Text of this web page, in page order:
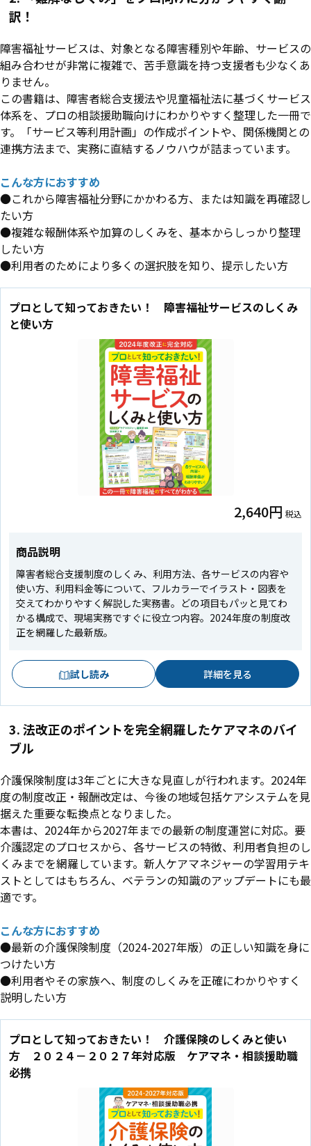
訳！
障害福祉サービスは、対象となる障害種別や年齢、サービスの
組み合わせが非常に複雑で、苦手意識を持つ支援者も少なくあ
りません。
この書籍は、障害者総合支援法や児童福祉法に基づくサービス
体系を、プロの相談援助職向けにわかりやすく整理した一冊で
す。「サービス等利用計画」の作成ポイントや、関係機関との
連携方法まで、実務に直結するノウハウが詰まっています。
こんな方におすすめ
●これから障害福祉分野にかかわる方、または知識を再確認し
たい方
●複雑な報酬体系や加算のしくみを、基本からしっかり整理
したい方
●利用者のためにより多くの選択肢を知り、提示したい方
プロとして知っておきたい！ 障害福祉サービスのしくみ
と使い方
2,640円 税込
商品説明
障害者総合支援制度のしくみ、利用方法、各サービスの内容や
使い方、利用料金等について、フルカラーでイラスト・図表を
交えてわかりやすく解説した実務書。どの項目もパッと見てわ
かる構成で、現場実務ですぐに役立つ内容。2024年度の制度改
正を網羅した最新版。
試し読み 詳細を見る
3. 法改正のポイントを完全網羅したケアマネのバイ
ブル
介護保険制度は3年ごとに大きな見直しが行われます。2024年
度の制度改正・報酬改定は、今後の地域包括ケアシステムを見
据えた重要な転換点となりました。
本書は、2024年から2027年までの最新の制度運営に対応。要
介護認定のプロセスから、各サービスの特徴、利用者負担のし
くみまでを網羅しています。新人ケアマネジャーの学習用テキ
ストとしてはもちろん、ベテランの知識のアップデートにも最
適です。
こんな方におすすめ
●最新の介護保険制度（2024-2027年版）の正しい知識を身に
つけたい方
●利用者やその家族へ、制度のしくみを正確にわかりやすく
説明したい方
プロとして知っておきたい！ 介護保険のしくみと使い
方 ２０２４－２０２７年対応版 ケアマネ・相談援助職
必携